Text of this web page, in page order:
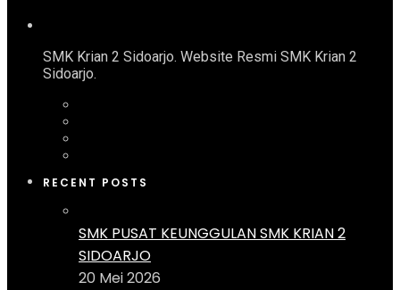
SMK Krian 2 Sidoarjo. Website Resmi SMK Krian 2
Sidoarjo.
RECENT POSTS
SMK PUSAT KEUNGGULAN SMK KRIAN 2
SIDOARJO
20 Mei 2026